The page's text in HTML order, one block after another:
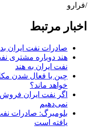
/فرارو
اخبار مرتبط
صادرات نفت ایران
نفت ایران به هند
چین با فعال شدن
خواهد ماند؟
اگر نفت ایران
نمی‌دهیم
بلومبرگ: صادرات
یافته است